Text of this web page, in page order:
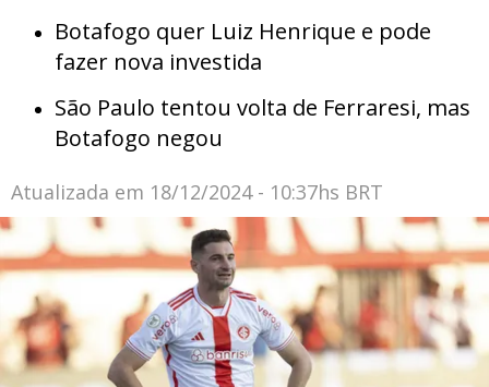
Botafogo quer Luiz Henrique e pode
fazer nova investida
São Paulo tentou volta de Ferraresi, mas
Botafogo negou
Atualizada em 18/12/2024 - 10:37hs BRT